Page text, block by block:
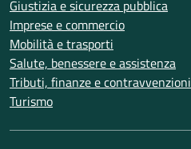
Giustizia e sicurezza pubblica
Imprese e commercio
Mobilità e trasporti
Salute, benessere e assistenza
Tributi, finanze e contravvenzioni
Turismo